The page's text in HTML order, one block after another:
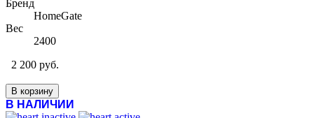
Бренд
HomeGate
Вес
2400
2 200 руб.
В корзину
В НАЛИЧИИ